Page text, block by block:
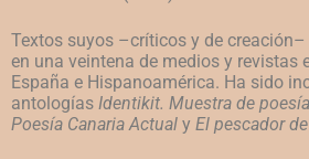
Textos suyos –críticos y de
en una veintena de medios y revistas
España e Hispanoamérica. Ha sido
antologías Identikit. Muestra de
Poesía Canaria Actual y El pescador